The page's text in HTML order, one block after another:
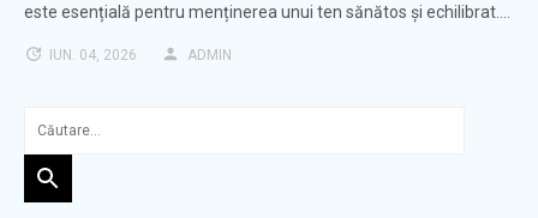
este esențială pentru menținerea unui ten sănătos și echilibrat.…
IUN. 04, 2026 ADMIN